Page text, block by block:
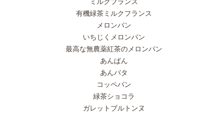
ミルクフランス
有機緑茶ミルクフランス
メロンパン
いちじくメロンパン
最高な無農薬紅茶のメロンパン
あんぱん
あんバタ
コッペパン
緑茶ショコラ
ガレットブルトンヌ